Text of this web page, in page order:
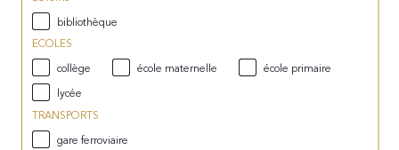
bibliothèque
ECOLES
collège
école maternelle
école primaire
lycée
TRANSPORTS
gare ferroviaire